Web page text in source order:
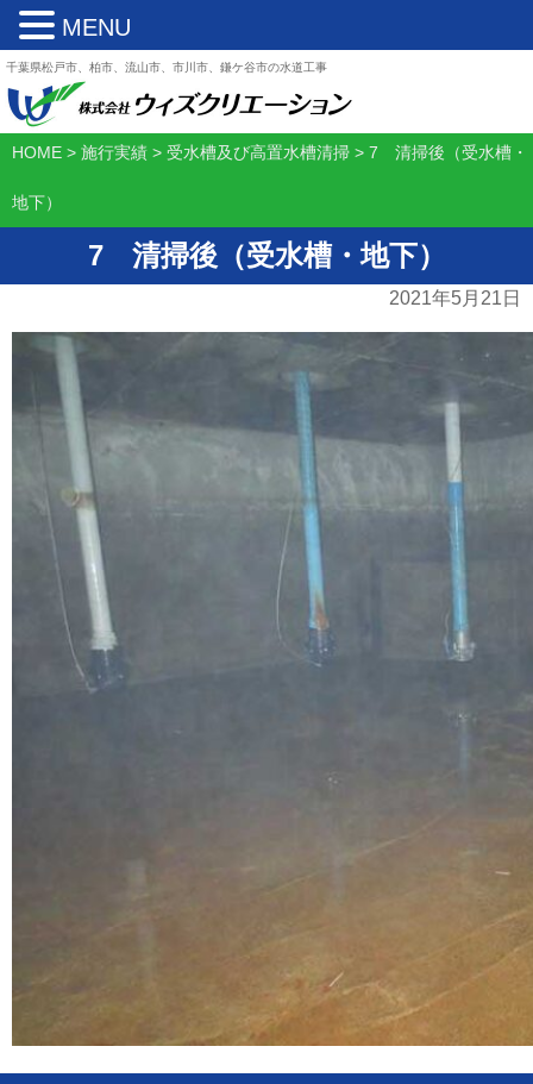
千葉県松戸市、柏市、流山市、市川市、鎌ケ谷市の水道工事
HOME > 施行実績 > 受水槽及び高置水槽清掃 > 7 清掃後（受水槽・
地下）
7 清掃後（受水槽・地下）
2021年5月21日
MENU